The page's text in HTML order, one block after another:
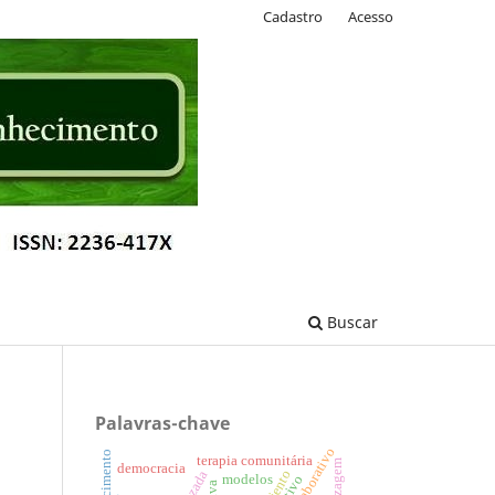
Buscar
Cadastro Acesso
Palavras-chave
terapia comunitária
democracia
modelos